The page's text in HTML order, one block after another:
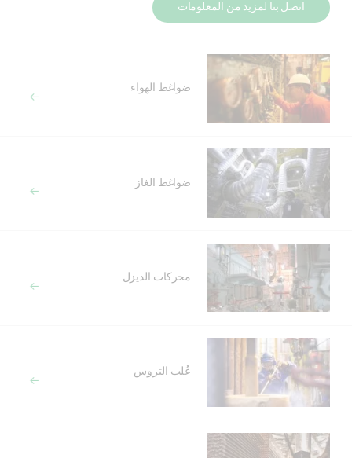
اتصل بنا لمزيد من المعلومات
ضواغط الهواء
ضواغط الغاز
محركات الديزل
عُلب التروس